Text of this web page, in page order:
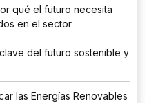
qué el futuro necesita
en el sector
del futuro sostenible y
las Energías Renovables